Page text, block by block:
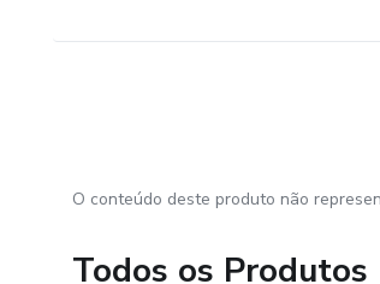
O conteúdo deste produto não
Todos os Produtos